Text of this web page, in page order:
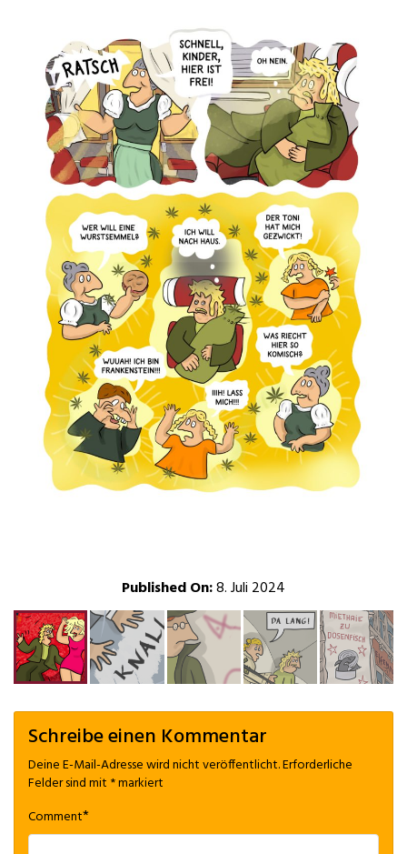
Published On:8. Juli 2024
Schreibe einen Kommentar
Deine E-Mail-Adresse wird nicht veröffentlicht.Erforderliche
Felder sind mit *markiert
Comment*